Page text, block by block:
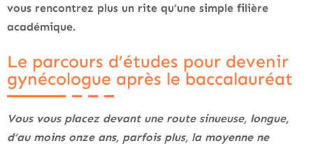
vous rencontrez plus un rite qu’une simple filière
académique.
Le parcours d’études pour devenir
gynécologue après le baccalauréat
Vous vous placez devant une route sinueuse, longue,
d’au moins onze ans, parfois plus, la moyenne ne